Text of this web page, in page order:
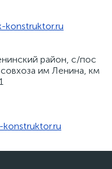
konstruktor.ru
район, с/пос
им Ленина, км
konstruktor.ru